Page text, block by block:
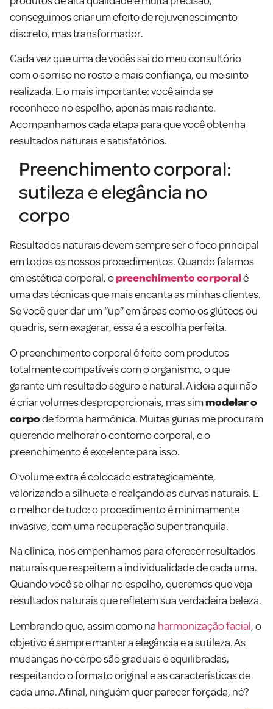
conseguimos criar um efeito de rejuvenescimento
discreto, mas transformador.
Cada vez que uma de vocês sai do meu consultório
com o sorriso no rosto e mais confiança, eu me sinto
realizada. E o mais importante: você ainda se
reconhece no espelho, apenas mais radiante.
Acompanhamos cada etapa para que você obtenha
resultados naturais e satisfatórios.
Preenchimento corporal:
sutileza e elegância no
corpo
Resultados naturais devem sempre ser o foco principal
em todos os nossos procedimentos. Quando falamos
em estética corporal, opreenchimento corporalé
uma das técnicas que mais encanta as minhas clientes.
Se você quer dar um “up” em áreas como os glúteos ou
quadris, sem exagerar, essa é a escolha perfeita.
O preenchimento corporal é feito com produtos
totalmente compatíveis com o organismo, o que
garante um resultado seguro e natural. A ideia aqui não
é criar volumes desproporcionais, mas simmodelar o
corpode forma harmônica. Muitas gurias me procuram
querendo melhorar o contorno corporal, e o
preenchimento é excelente para isso.
O volume extra é colocado estrategicamente,
valorizando a silhueta e realçando as curvas naturais. E
o melhor de tudo: o procedimento é minimamente
invasivo, com uma recuperação super tranquila.
Na clínica, nos empenhamos para oferecer resultados
naturais que respeitem a individualidade de cada uma.
Quando você se olhar no espelho, queremos que veja
resultados naturais que refletem sua verdadeira beleza.
Lembrando que, assim como na harmonização facial, o
objetivo é sempre manter a elegância e a sutileza. As
mudanças no corpo são graduais e equilibradas,
respeitando o formato original e as características de
cada uma. Afinal, ninguém quer parecer forçada, né?